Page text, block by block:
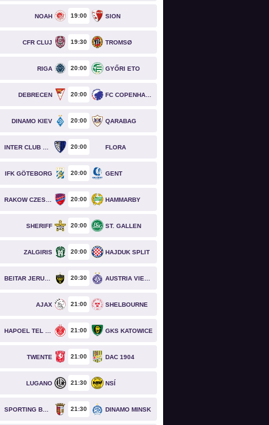
NOAH 19 00 SION
CFR CLUJ 19 30 TROMSØ
RIGA 20 00 GYŐRI ETO
DEBRECEN 20 00
DINAMO KIEV 20 00 QARABAG
20 00 FLORA
IFK GÖTEBORG 20 00 GENT
20 00 HAMMARBY
SHERIFF 20 00 ST. GALLEN
ZALGIRIS 20 00 HAJDUK SPLIT
20 30
AJAX 21 00 SHELBOURNE
21 00 GKS KATOWICE
TWENTE 21 00 DAC 1904
LUGANO 21 30 NSÍ
21 30 DINAMO MINSK